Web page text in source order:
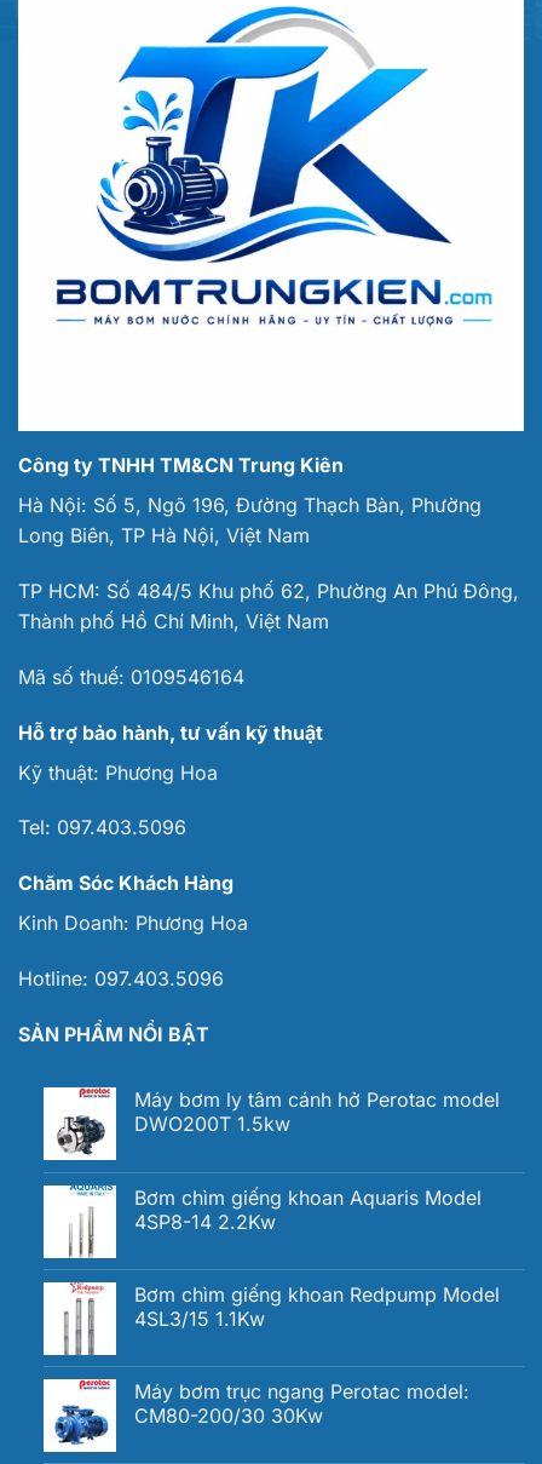
Công ty TNHH TM&CN Trung Kiên
Hà Nội: Số 5, Ngõ 196, Đường Thạch Bàn, Phường
Long Biên, TP Hà Nội, Việt Nam
TP HCM: Số 484/5 Khu phố 62, Phường An Phú Đông,
Thành phố Hồ Chí Minh, Việt Nam
Mã số thuế: 0109546164
Hỗ trợ bảo hành, tư vấn kỹ thuật
Kỹ thuật: Phương Hoa
Tel: 097.403.5096
Chăm Sóc Khách Hàng
Kinh Doanh: Phương Hoa
Hotline: 097.403.5096
SẢN PHẨM NỔI BẬT
Máy bơm ly tâm cánh hở Perotac model
DWO200T 1.5kw
Bơm chìm giếng khoan Aquaris Model
4SP8-14 2.2Kw
Bơm chìm giếng khoan Redpump Model
4SL3/15 1.1Kw
Máy bơm trục ngang Perotac model:
CM80-200/30 30Kw